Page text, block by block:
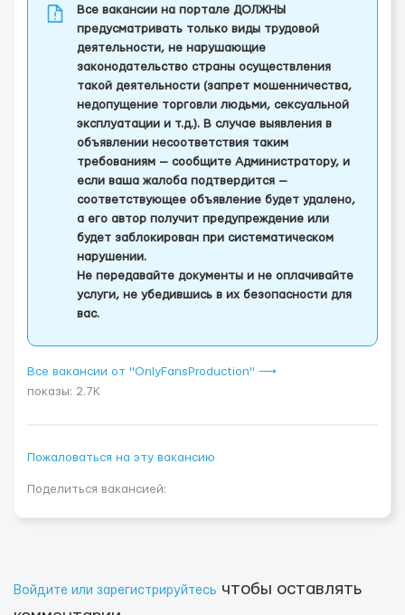
Все вакансии на портале ДОЛЖНЫ
предусматривать только виды трудовой
деятельности, не нарушающие
законодательство страны осуществления
такой деятельности (запрет мошенничества,
недопущение торговли людьми, сексуальной
эксплуатации и т.д.). В случае выявления в
объявлении несоответствия таким
требованиям — сообщите Администратору, и
если ваша жалоба подтвердится —
соответствующее объявление будет удалено,
а его автор получит предупреждение или
будет заблокирован при систематическом
нарушении.
Не передавайте документы и не оплачивайте
услуги, не убедившись в их безопасности для
вас.
Все вакансии от "OnlyFansProduction" ⟶
показы: 2.7K
Пожаловаться на эту вакансию
Поделиться вакансией:
Войдите или зарегистрируйтесь чтобы оставлять